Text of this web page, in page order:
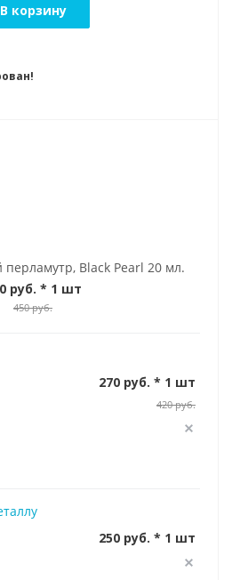
В корзину
Black Pearl 20 мл.
руб. * 1 шт
450 руб.
270 руб. * 1 шт
420 руб.
250 руб. * 1 шт